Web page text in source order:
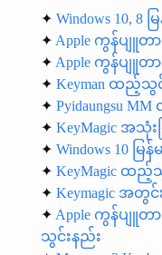
✦ Windows 10,
✦ Apple ကွန်ပျူတ
✦ Apple ကွန်ပျူတ
✦ Keyman ထည့်သွ
✦ Pyidaungsu
✦ KeyMagic အသုံး
✦ Windows 10
✦ KeyMagic ထည့်
✦ Keymagic အ
✦ Apple ကွန်ပျူ
သွင်းနည်း